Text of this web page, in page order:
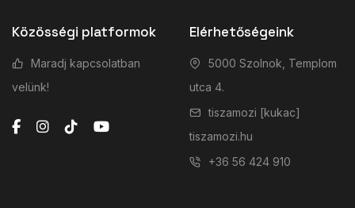
Közösségi platformok
Maradj kapcsolatban
velünk!
Elérhetőségeink
5000 Szolnok, Templom
utca 4.
tiszamozi [kukac]
tiszamozi.hu
+36 56 424 910